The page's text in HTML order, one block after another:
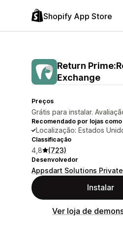
Shopify App Store
Return
Exchange
Preços
Grátis para instalar.
Recomendado por lojas como
Localização: Estados
Classificação
4,8 (723)
Desenvolvedor
Appsdart Solutions
Instalar
Ver loja de